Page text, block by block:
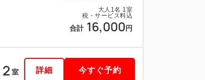
大人 1名 1室
税・サービス料込
合計 16,000 円
2 室 詳細 今すぐ予約